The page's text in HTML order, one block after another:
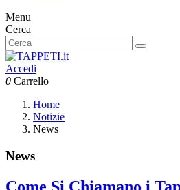
Menu
Cerca
Accedi
0 Carrello
Home
Notizie
News
News
Come Si Chiamano i